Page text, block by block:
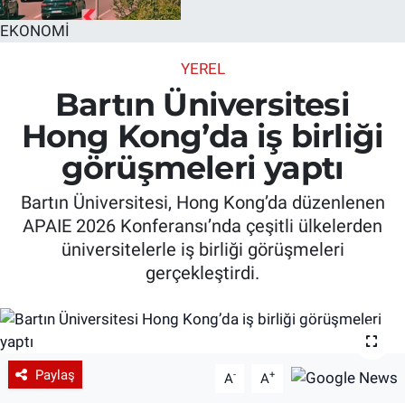
EKONOMİ
YEREL
Bartın Üniversitesi
Hong Kong’da iş birliği
görüşmeleri yaptı
Bartın Üniversitesi, Hong Kong’da düzenlenen
APAIE 2026 Konferansı’nda çeşitli ülkelerden
üniversitelerle iş birliği görüşmeleri
gerçekleştirdi.
Paylaş A- A+